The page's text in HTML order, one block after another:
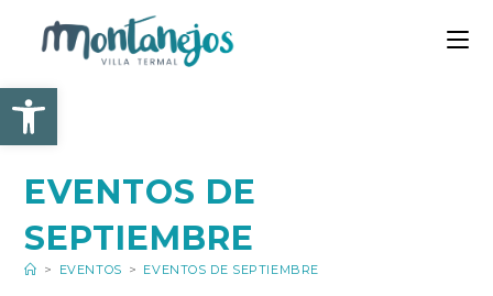
Abrir barra de
EVENTOS DE
SEPTIEMBRE
> EVENTOS > EVENTOS DE SEPTIEMBRE